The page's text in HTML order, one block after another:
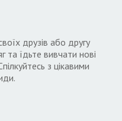
друзів або другу
та їдьте вивчати нові
з цікавими